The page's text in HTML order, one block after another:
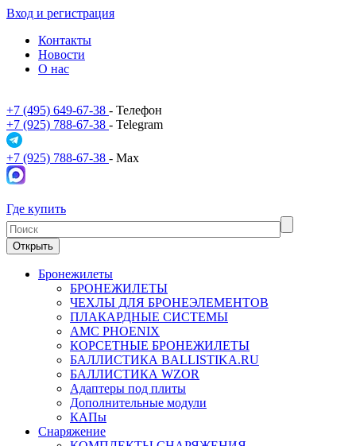
Вход и регистрация
Контакты
Новости
О нас
+7 (495) 649-67-38 - Телефон
+7 (925) 788-67-38 - Telegram
+7 (925) 788-67-38 - Max
Где купить
Открыть
Бронежилеты
БРОНЕЖИЛЕТЫ
ЧЕХЛЫ ДЛЯ БРОНЕЭЛЕМЕНТОВ
ПЛАКАРДНЫЕ СИСТЕМЫ
АМС PHOENIX
КОРСЕТНЫЕ БРОНЕЖИЛЕТЫ
БАЛЛИСТИКА BALLISTIKA.RU
БАЛЛИСТИКА WZOR
Адаптеры под плиты
Дополнительные модули
КАПы
Снаряжение